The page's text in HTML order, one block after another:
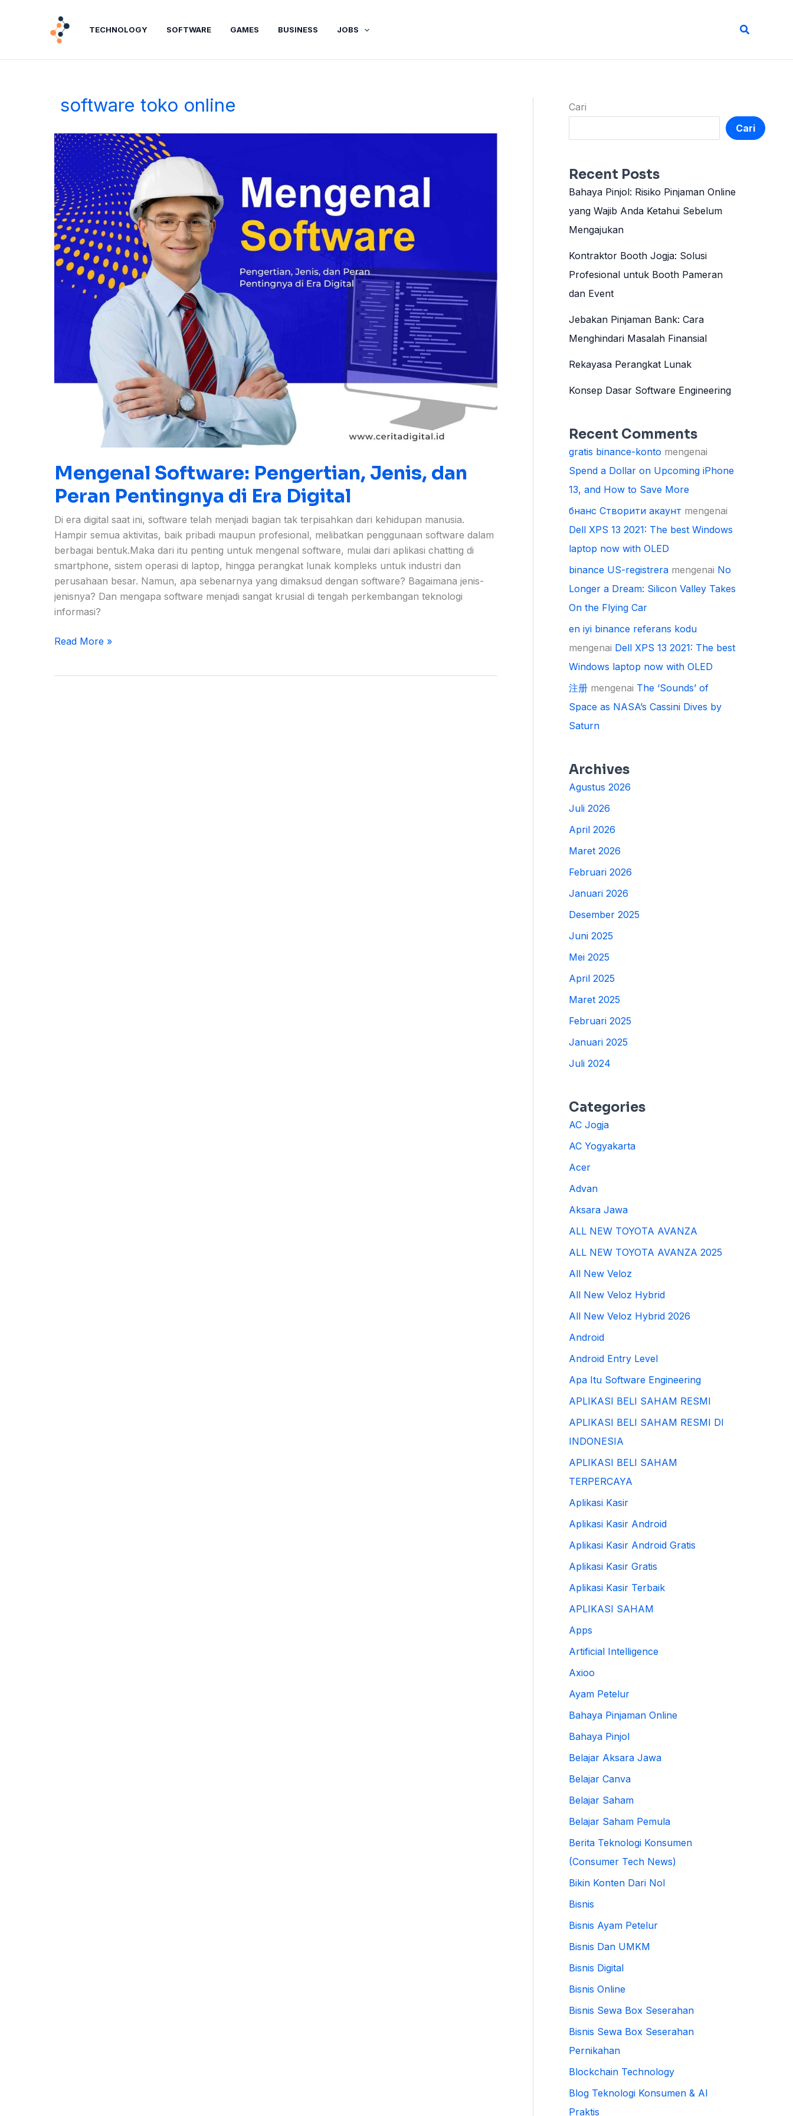
TECHNOLOGY SOFTWARE GAMES BUSINESS JOBS Cari
software toko online
Mengenal Software: Pengertian, Jenis, dan
Peran Pentingnya di Era Digital
Di era digital saat ini, software telah menjadi bagian tak terpisahkan dari kehidupan manusia.
Hampir semua aktivitas, baik pribadi maupun profesional, melibatkan penggunaan software dalam
berbagai bentuk.Maka dari itu penting untuk mengenal software, mulai dari aplikasi chatting di
smartphone, sistem operasi di laptop, hingga perangkat lunak kompleks untuk industri dan
perusahaan besar. Namun, apa sebenarnya yang dimaksud dengan software? Bagaimana jenis-
jenisnya? Dan mengapa software menjadi sangat krusial di tengah perkembangan teknologi
informasi?
Mengenal
Software:
Pengertian,
Jenis,
dan
Peran
Pentingnya
di
Era
Digital
Read More »
Cari
Cari
Recent Posts
Bahaya Pinjol: Risiko Pinjaman Online
yang Wajib Anda Ketahui Sebelum
Mengajukan
Kontraktor Booth Jogja: Solusi
Profesional untuk Booth Pameran
dan Event
Jebakan Pinjaman Bank: Cara
Menghindari Masalah Finansial
Rekayasa Perangkat Lunak
Konsep Dasar Software Engineering
Recent Comments
gratis binance-konto mengenai
Spend a Dollar on Upcoming iPhone
13, and How to Save More
бнанс Створити акаунт mengenai
Dell XPS 13 2021: The best Windows
laptop now with OLED
binance US-registrera mengenai No
Longer a Dream: Silicon Valley Takes
On the Flying Car
en iyi binance referans kodu
mengenai Dell XPS 13 2021: The best
Windows laptop now with OLED
注册 mengenai The ‘Sounds’ of
Space as NASA’s Cassini Dives by
Saturn
Archives
Agustus 2026
Juli 2026
April 2026
Maret 2026
Februari 2026
Januari 2026
Desember 2025
Juni 2025
Mei 2025
April 2025
Maret 2025
Februari 2025
Januari 2025
Juli 2024
Categories
AC Jogja
AC Yogyakarta
Acer
Advan
Aksara Jawa
ALL NEW TOYOTA AVANZA
ALL NEW TOYOTA AVANZA 2025
All New Veloz
All New Veloz Hybrid
All New Veloz Hybrid 2026
Android
Android Entry Level
Apa Itu Software Engineering
APLIKASI BELI SAHAM RESMI
APLIKASI BELI SAHAM RESMI DI
INDONESIA
APLIKASI BELI SAHAM
TERPERCAYA
Aplikasi Kasir
Aplikasi Kasir Android
Aplikasi Kasir Android Gratis
Aplikasi Kasir Gratis
Aplikasi Kasir Terbaik
APLIKASI SAHAM
Apps
Artificial Intelligence
Axioo
Ayam Petelur
Bahaya Pinjaman Online
Bahaya Pinjol
Belajar Aksara Jawa
Belajar Canva
Belajar Saham
Belajar Saham Pemula
Berita Teknologi Konsumen
(Consumer Tech News)
Bikin Konten Dari Nol
Bisnis
Bisnis Ayam Petelur
Bisnis Dan UMKM
Bisnis Digital
Bisnis Online
Bisnis Sewa Box Seserahan
Bisnis Sewa Box Seserahan
Pernikahan
Blockchain Technology
Blog Teknologi Konsumen & AI
Praktis